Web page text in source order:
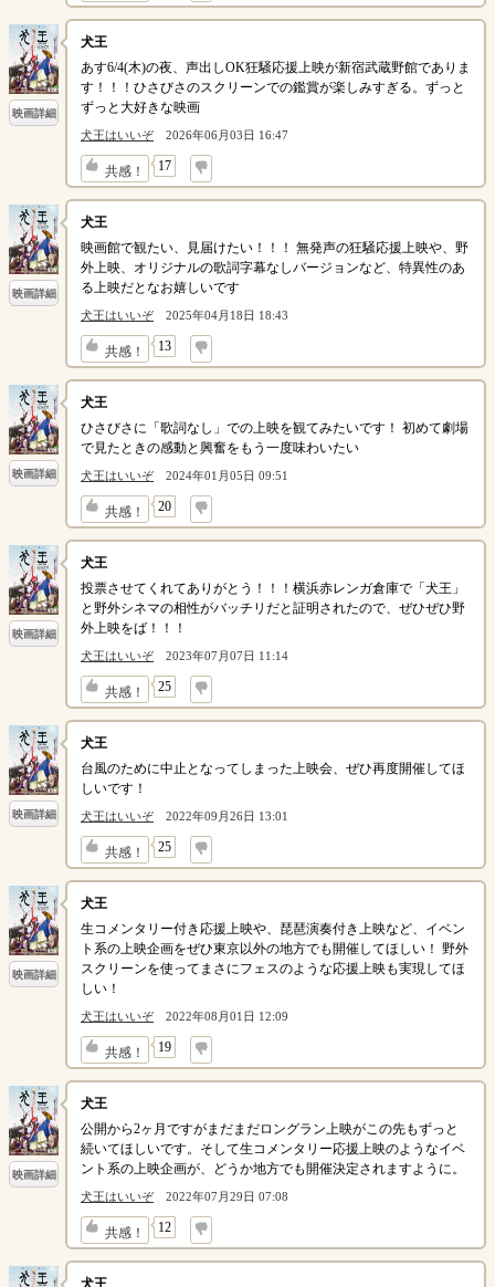
映画詳細
犬王
あす6/4(木)の夜、声出しOK狂騒応援上映が新宿武蔵野館でありま
す！！！ひさびさのスクリーンでの鑑賞が楽しみすぎる。ずっと
ずっと大好きな映画
犬王はいいぞ 2026年06月03日 16:47
共感！ 17
↓
映画詳細
犬王
映画館で観たい、見届けたい！！！ 無発声の狂騒応援上映や、野
外上映、オリジナルの歌詞字幕なしバージョンなど、特異性のあ
る上映だとなお嬉しいです
犬王はいいぞ 2025年04月18日 18:43
共感！ 13
↓
映画詳細
犬王
ひさびさに「歌詞なし」での上映を観てみたいです！ 初めて劇場
で見たときの感動と興奮をもう一度味わいたい
犬王はいいぞ 2024年01月05日 09:51
共感！ 20
↓
映画詳細
犬王
投票させてくれてありがとう！！！横浜赤レンガ倉庫で「犬王」
と野外シネマの相性がバッチリだと証明されたので、ぜひぜひ野
外上映をば！！！
犬王はいいぞ 2023年07月07日 11:14
共感！ 25
↓
映画詳細
犬王
台風のために中止となってしまった上映会、ぜひ再度開催してほ
しいです！
犬王はいいぞ 2022年09月26日 13:01
共感！ 25
↓
映画詳細
犬王
生コメンタリー付き応援上映や、琵琶演奏付き上映など、イベン
ト系の上映企画をぜひ東京以外の地方でも開催してほしい！ 野外
スクリーンを使ってまさにフェスのような応援上映も実現してほ
しい！
犬王はいいぞ 2022年08月01日 12:09
共感！ 19
↓
映画詳細
犬王
公開から2ヶ月ですがまだまだロングラン上映がこの先もずっと
続いてほしいです。そして生コメンタリー応援上映のようなイベ
ント系の上映企画が、どうか地方でも開催決定されますように。
犬王はいいぞ 2022年07月29日 07:08
共感！ 12
↓
犬王